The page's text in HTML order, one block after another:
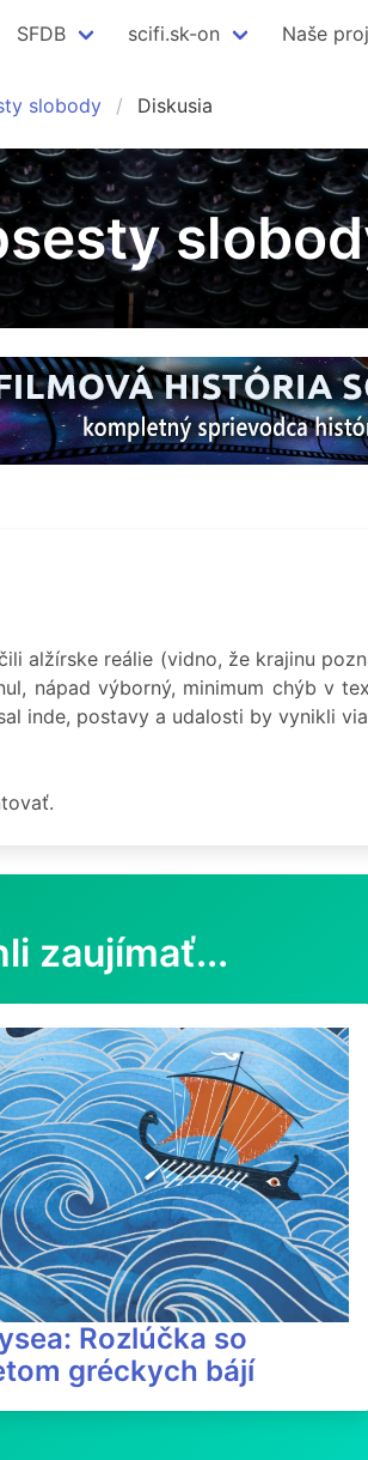
SFDB scifi.sk-on Naše
slobody Diskusia
alžírske reálie (vidno, že krajinu
nápad výborný, minimum chýb v
inde, postavy a udalosti by vynikli
zaujímať...
Rozlúčka so
gréckych bájí